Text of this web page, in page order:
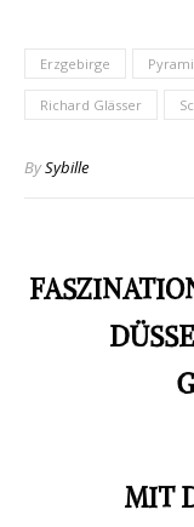
Erzgebirge
Richard Glässer
BySybille
MIT